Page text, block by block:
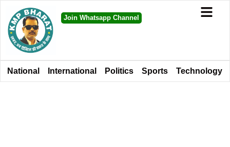
Join Whatsapp Channel
National International Politics Sports Technology